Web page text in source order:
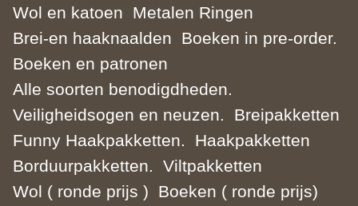
Wol en katoen
Metalen Ringen
Brei-en haaknaalden
Boeken in pre-order.
Boeken en patronen
Alle soorten benodigdheden.
Veiligheidsogen en neuzen.
Breipakketten
Funny Haakpakketten.
Haakpakketten
Borduurpakketten.
Viltpakketten
Wol ( ronde prijs )
Boeken ( ronde prijs)